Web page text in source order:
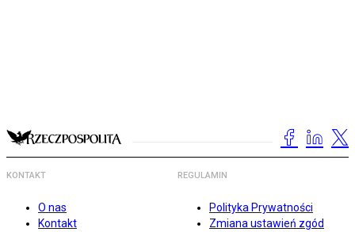
KONTAKT
O nas
Kontakt
REGULAMIN
Polityka Prywatności
Zmiana ustawień zgód